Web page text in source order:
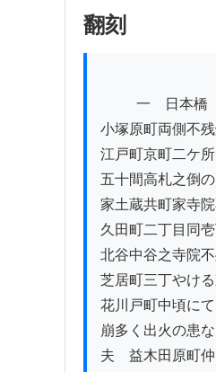
翻刻
小塚原町両側不
江戸町京町二ケ
五十間高札之倒
家土蔵共町家寺
久田町二丁目同
北谷中谷之寺院
芝居町三丁やけ
花川戸町中頃に
崩多く出火の患
夫ゟ益木田原町